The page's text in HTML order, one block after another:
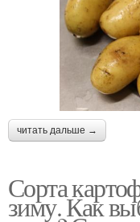
читать дальше →
Сорта
зиму. Как